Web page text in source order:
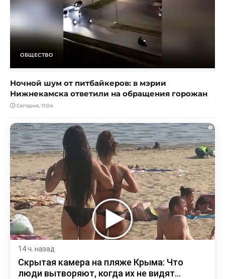
ОБЩЕСТВО
Ночной шум от питбайкеров: в мэрии
Нижнекамска ответили на обращения горожан
Сегодня, 11:04
i
14 ч. назад
Скрытая камера на пляже Крыма: Что
люди вытворяют, когда их не видят...